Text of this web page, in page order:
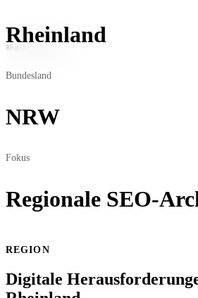
KI-generiertes Bild
Rheinland
Bundesland
NRW
Fokus
Regionale SEO-
REGION
Digitale